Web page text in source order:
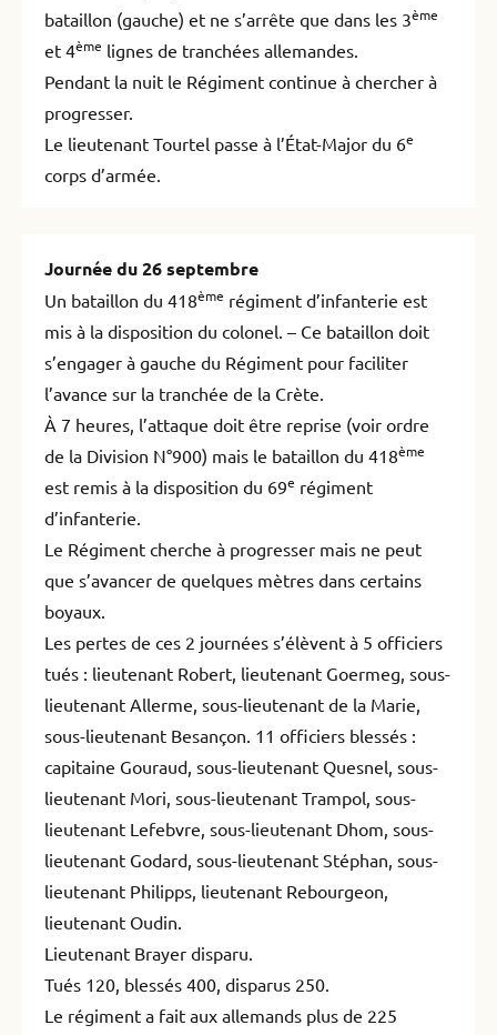
bataillon (gauche) et ne s’arrête que dans les 3ème
et 4ème lignes de tranchées allemandes.
Pendant la nuit le Régiment continue à chercher à
progresser.
Le lieutenant Tourtel passe à l’État-Major du 6e
corps d’armée.
Journée du 26 septembre
Un bataillon du 418ème régiment d’infanterie est
mis à la disposition du colonel. – Ce bataillon doit
s’engager à gauche du Régiment pour faciliter
l’avance sur la tranchée de la Crète.
À 7 heures, l’attaque doit être reprise (voir ordre
de la Division N°900) mais le bataillon du 418ème
est remis à la disposition du 69e régiment
d’infanterie.
Le Régiment cherche à progresser mais ne peut
que s’avancer de quelques mètres dans certains
boyaux.
Les pertes de ces 2 journées s’élèvent à 5 officiers
tués : lieutenant Robert, lieutenant Goermeg, sous-
lieutenant Allerme, sous-lieutenant de la Marie,
sous-lieutenant Besançon. 11 officiers blessés :
capitaine Gouraud, sous-lieutenant Quesnel, sous-
lieutenant Mori, sous-lieutenant Trampol, sous-
lieutenant Lefebvre, sous-lieutenant Dhom, sous-
lieutenant Godard, sous-lieutenant Stéphan, sous-
lieutenant Philipps, lieutenant Rebourgeon,
lieutenant Oudin.
Lieutenant Brayer disparu.
Tués 120, blessés 400, disparus 250.
Le régiment a fait aux allemands plus de 225